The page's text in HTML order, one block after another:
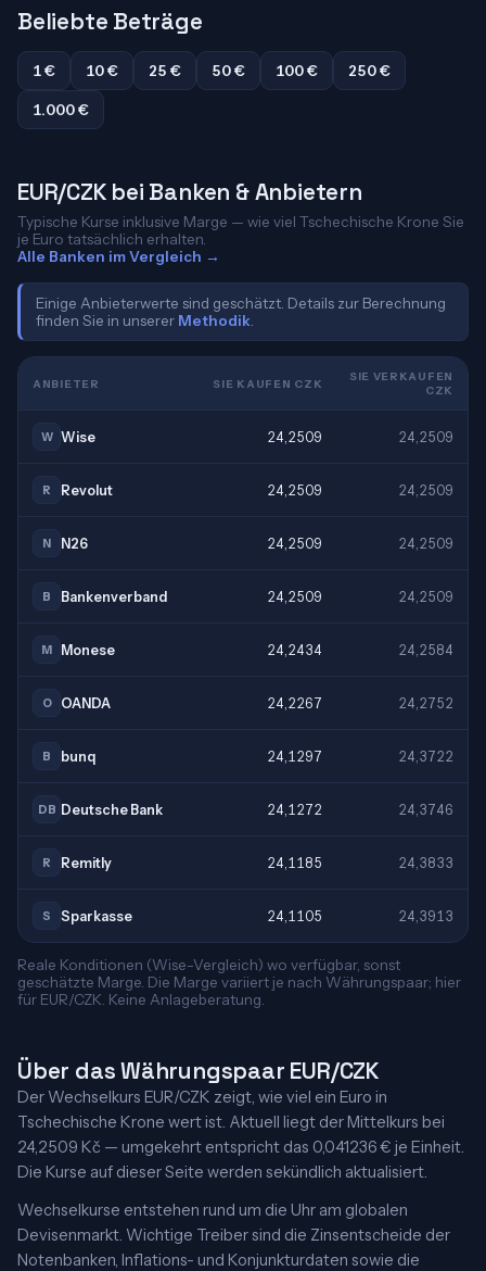
Beliebte Beträge
1 € 10 € 25 € 50 € 100 €
250 €
1.000 €
EUR/CZK bei Banken & Anbietern
Typische Kurse inklusive Marge — wie viel Tschechische Krone Sie
je Euro tatsächlich erhalten.
Alle Banken im Vergleich →
Einige Anbieterwerte sind geschätzt. Details zur Berechnung
finden Sie in unserer Methodik
ANBIETER SIE KAUFEN CZK
SIE VERKAUFEN
CZK
W Wise 24,2509 24,2509
R Revolut 24,2509 24,2509
N N26 24,2509 24,2509
B Bankenverband 24,2509 24,2509
M Monese 24,2434 24,2584
O OANDA 24,2267 24,2752
B bunq 24,1297 24,3722
DB Deutsche Bank 24,1272 24,3746
R Remitly 24,1185 24,3833
S Sparkasse 24,1105 24,3913
Reale Konditionen (Wise-Vergleich) wo verfügbar, sonst
geschätzte Marge. Die Marge variiert je nach Währungspaar; hier
für EUR/CZK. Keine Anlageberatung.
Über das Währungspaar EUR/CZK
Der Wechselkurs EUR/CZK zeigt, wie viel ein Euro in
Tschechische Krone wert ist. Aktuell liegt der Mittelkurs bei
24,2509 Kč — umgekehrt entspricht das 0,041236 € je Einheit.
Die Kurse auf dieser Seite werden sekündlich aktualisiert.
Wechselkurse entstehen rund um die Uhr am globalen
Devisenmarkt. Wichtige Treiber sind die Zinsentscheide der
Notenbanken, Inflations- und Konjunkturdaten sowie die